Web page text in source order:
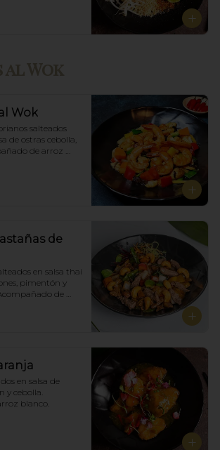
Wok
Wok
salteados
de ostras cebolla,
de arroz
de
en salsa thai
pimentón y
de
en salsa de
y cebolla.
blanco.